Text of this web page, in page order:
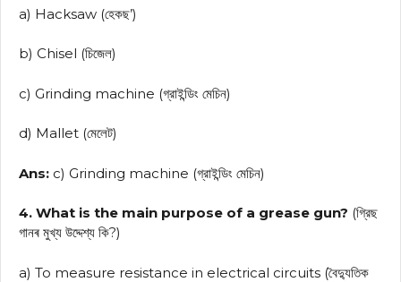
a) Hacksaw (হেকছ’)
b) Chisel (চিজেল)
c) Grinding machine (গ্রাইন্ডিং মেচিন)
d) Mallet (মেলেট)
Ans: c) Grinding machine (গ্রাইন্ডিং মেচিন)
4. What is the main purpose of a grease gun? (গ্রিছ
গানৰ মুখ্য উদ্দেশ্য কি?)
a) To measure resistance in electrical circuits (বৈদ্যুতিক